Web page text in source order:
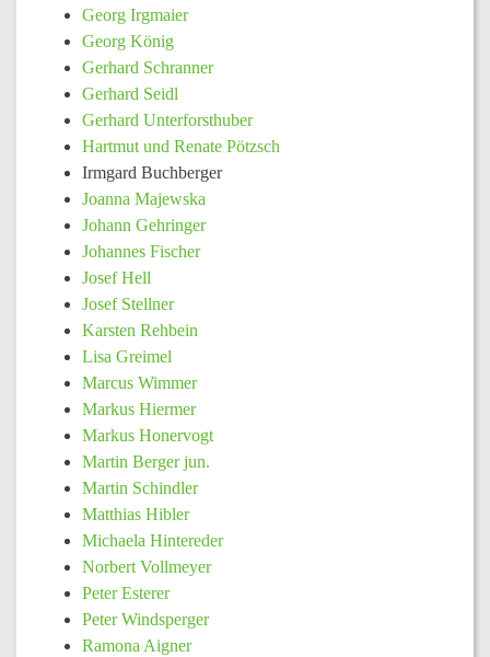
Georg Irgmaier
Georg König
Gerhard Schranner
Gerhard Seidl
Gerhard Unterforsthuber
Hartmut und Renate Pötzsch
Irmgard Buchberger
Joanna Majewska
Johann Gehringer
Johannes Fischer
Josef Hell
Josef Stellner
Karsten Rehbein
Lisa Greimel
Marcus Wimmer
Markus Hiermer
Markus Honervogt
Martin Berger jun.
Martin Schindler
Matthias Hibler
Michaela Hintereder
Norbert Vollmeyer
Peter Esterer
Peter Windsperger
Ramona Aigner